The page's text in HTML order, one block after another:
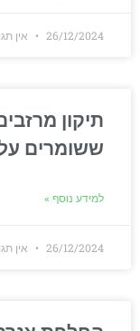
26/12/2024 אין
תיקון
ששומרים
למידע נוסף »
26/12/2024 אין